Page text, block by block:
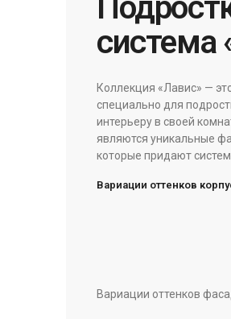
система
Коллекция «Лавис» —
специально для
интерьеру в своей
являются уникальные
которые придают
Вариации оттенков
Вариации оттенков